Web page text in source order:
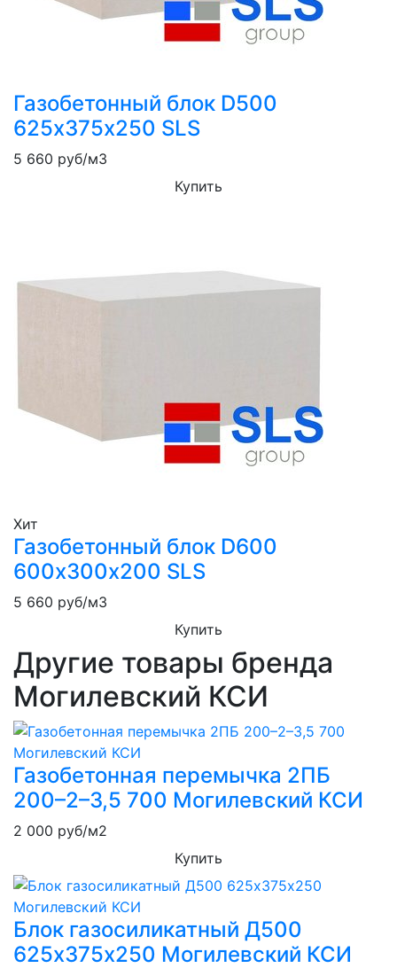
Газобетонный блок D500
625х375х250 SLS
5 660 руб/м3
Купить
Хит
Газобетонный блок D600
600х300х200 SLS
5 660 руб/м3
Купить
Другие товары бренда
Могилевский КСИ
Газобетонная перемычка 2ПБ
200–2–3,5 700 Могилевский КСИ
2 000 руб/м2
Купить
Блок газосиликатный Д500
625х375х250 Могилевский КСИ